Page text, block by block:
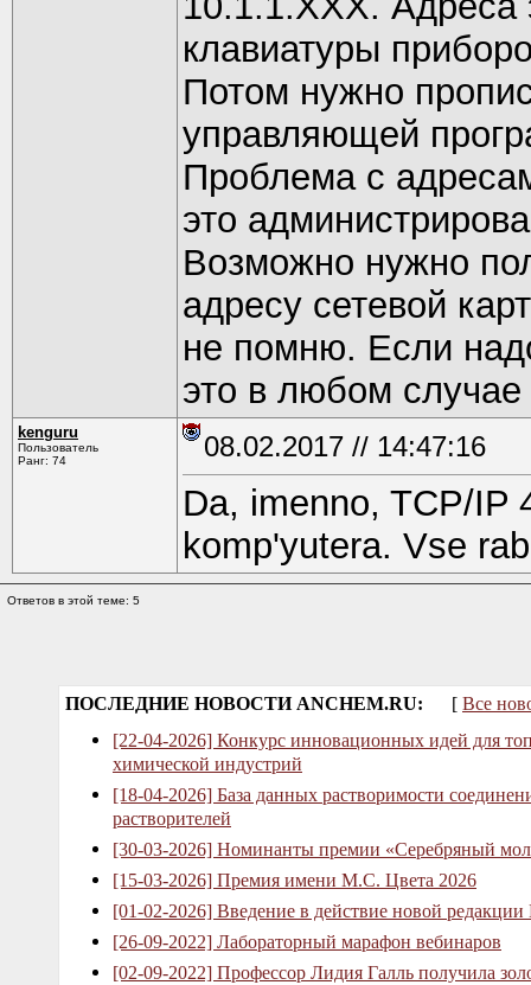
клавиатуры
Потом нужно
управляющей
Проблема с
это
Возможно нужно
адресу сетевой
не помню. Если
это в любом
kenguru
Пользователь
Ранг: 74
08.02.2017 // 14:47:16
Da, imenno, TCP/IP
komp'yutera. Vse
Ответов в этой теме: 5
ПОСЛЕДНИЕ НОВОСТИ ANCHEM.RU: [ Все
[22-04-2026] Конкурс инновационных идей для
химической индустрий
[18-04-2026] База данных растворимости
растворителей
[30-03-2026] Номинанты премии «Серебряный
[15-03-2026] Премия имени М.С. Цвета 2026
[01-02-2026] Введение в действие новой
[26-09-2022] Лабораторный марафон вебинаров
[02-09-2022] Профессор Лидия Галль получила